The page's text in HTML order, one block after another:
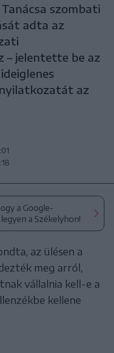
szombati
adta az
– jelentette be az
az
a Google-
a Székelyhon!
az ülésen a
meg arról,
vállalnia kell-e a
kellene